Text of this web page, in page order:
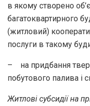
в якому створено
багатоквартирного
(житловий)
послуги в такому
– на придбання
побутового палива і
Житлові субсидії на